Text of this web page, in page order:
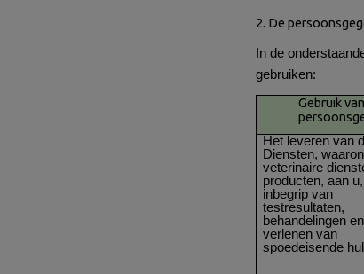
2. De
In de
gebruiken:
Gebruik van
Het leveren van
Diensten,
veterinaire
producten, aan
inbegrip van
testresultaten,
behandelingen
verlenen van
spoedeisende